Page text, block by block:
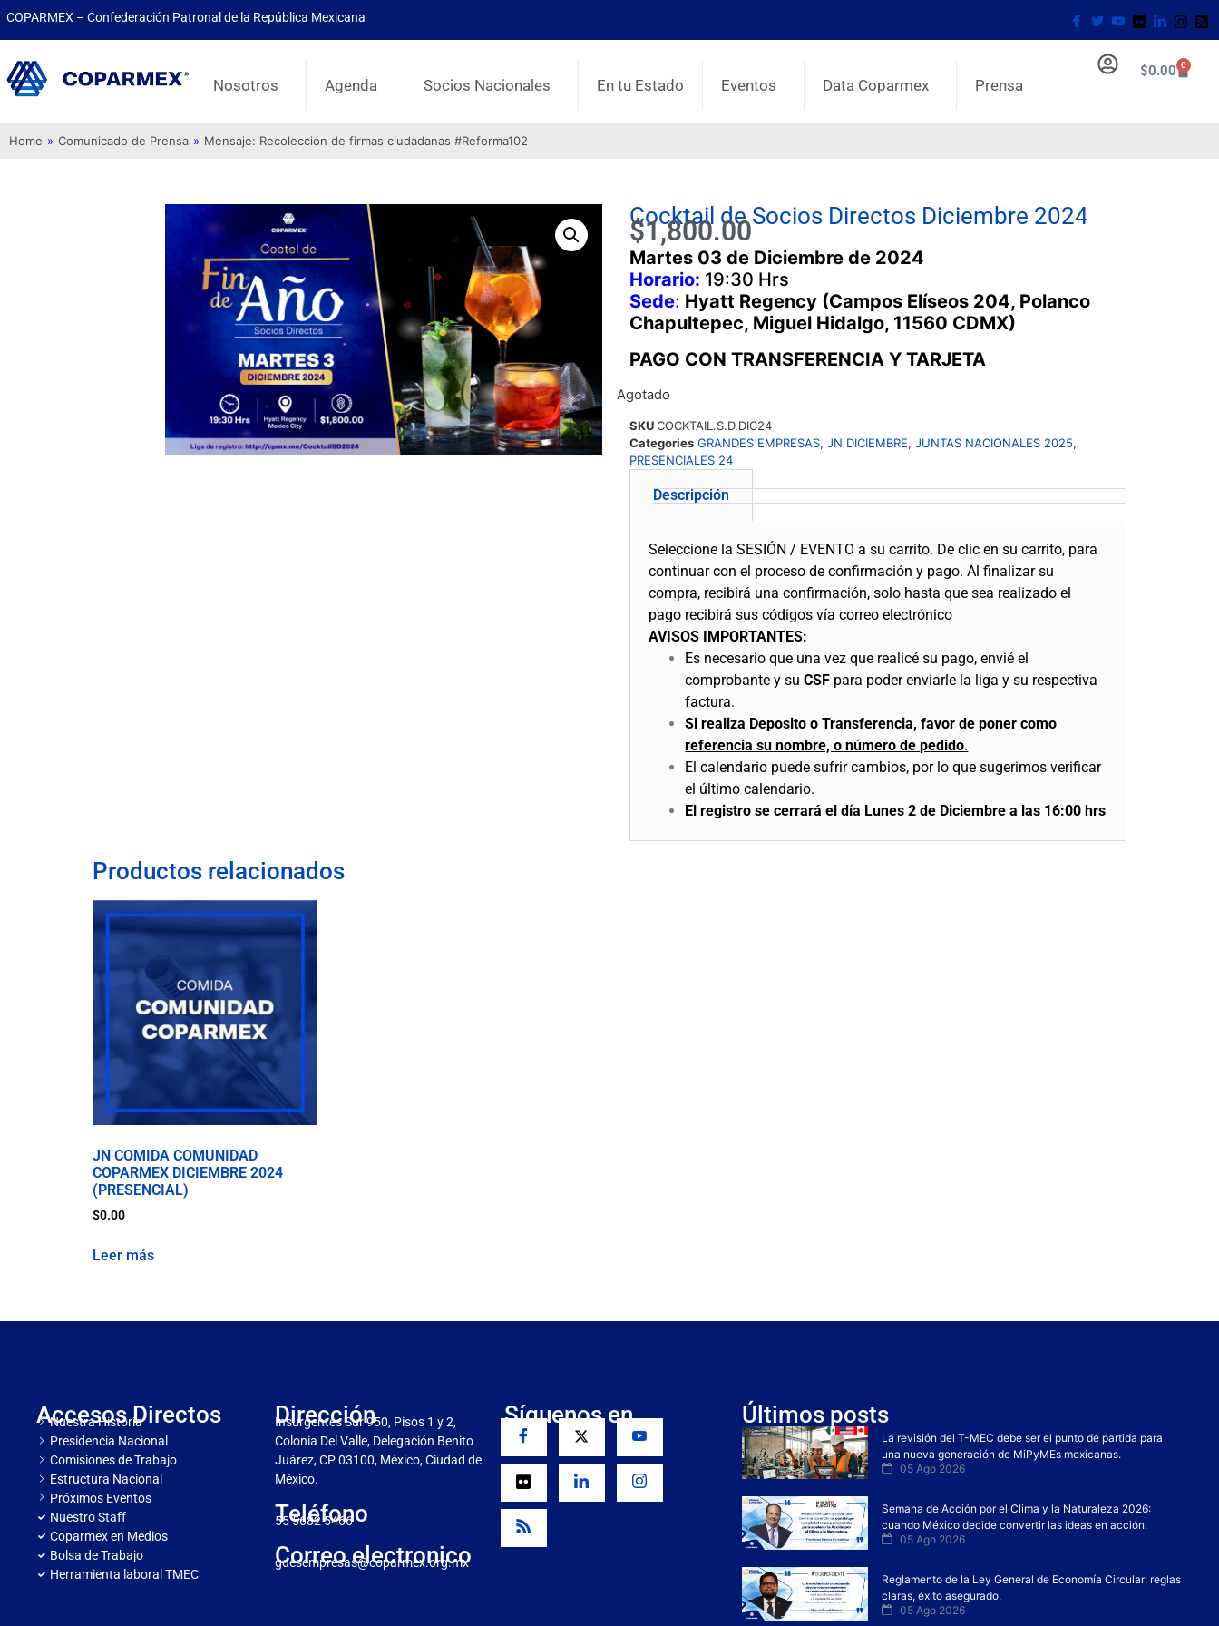
COPARMEX – Confederación Patronal de la República Mexicana
Nosotros Agenda Socios Nacionales En tu Estado Eventos Data Coparmex Prensa
$0.00 0
Home » Comunicado de Prensa » Mensaje: Recolección de firmas ciudadanas #Reforma102
Cocktail de Socios Directos Diciembre 2024
$1,800.00
Martes 03 de Diciembre de 2024
Horario: 19:30 Hrs
Sede: Hyatt Regency (Campos Elíseos 204, Polanco
Chapultepec, Miguel Hidalgo, 11560 CDMX)
PAGO CON TRANSFERENCIA Y TARJETA
Agotado
SKUCOCKTAIL.S.D.DIC24
Categories GRANDES EMPRESAS,JN DICIEMBRE,JUNTAS NACIONALES 2025,
PRESENCIALES 24
Descripción
Seleccione la SESIÓN / EVENTO a su carrito. De clic en su carrito, para
continuar con el proceso de confirmación y pago. Al finalizar su
compra, recibirá una confirmación, solo hasta que sea realizado el
pago recibirá sus códigos vía correo electrónico
AVISOS IMPORTANTES:
Es necesario que una vez que realicé su pago, envié el
comprobante y suCSF para poder enviarle la liga y su respectiva
factura.
Si realiza Deposito o Transferencia, favor de poner como
referencia su nombre, o número de pedido.
El calendario puede sufrir cambios, por lo que sugerimos verificar
el último calendario.
El registro se cerrará el día Lunes 2 de Diciembre a las 16:00 hrs
Productos relacionados
JN COMIDA COMUNIDAD
COPARMEX DICIEMBRE 2024
(PRESENCIAL)
$0.00
Leer más
Accesos Directos
Nuestra Historia
Presidencia Nacional
Comisiones de Trabajo
Estructura Nacional
Próximos Eventos
Nuestro Staff
Coparmex en Medios
Bolsa de Trabajo
Herramienta laboral TMEC
Dirección
Insurgentes Sur 950, Pisos 1 y 2,
Colonia Del Valle, Delegación Benito
Juárez, CP 03100, México, Ciudad de
México.
Teléfono
55 5682 5466
Correo electronico
gdesempresas@coparmex.org.mx
Síguenos en Últimos posts
La revisión del T-MEC debe ser el punto de partida para
una nueva generación de MiPyMEs mexicanas.
05 Ago 2026
Semana de Acción por el Clima y la Naturaleza 2026:
cuando México decide convertir las ideas en acción.
05 Ago 2026
Reglamento de la Ley General de Economía Circular: reglas
claras, éxito asegurado.
05 Ago 2026